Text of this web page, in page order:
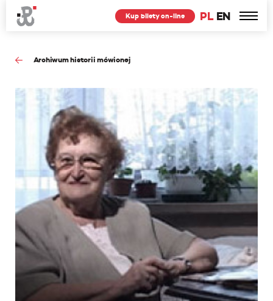
PL EN
Kup bilety on-line
Archiwum historii mówionej